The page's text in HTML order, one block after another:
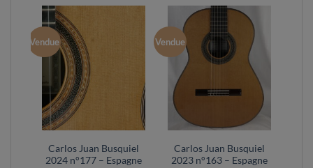
Vendue
Carlos Juan Busquiel
2024 n°177 – Espagne
Vendue
Carlos Juan Busquiel
2023 n°163 – Espagne